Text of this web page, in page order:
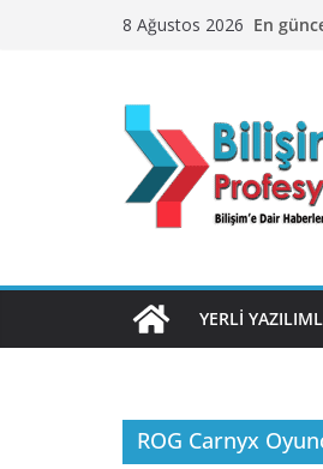
8 Ağustos 2026 En
YERLI
ROG Carnyx